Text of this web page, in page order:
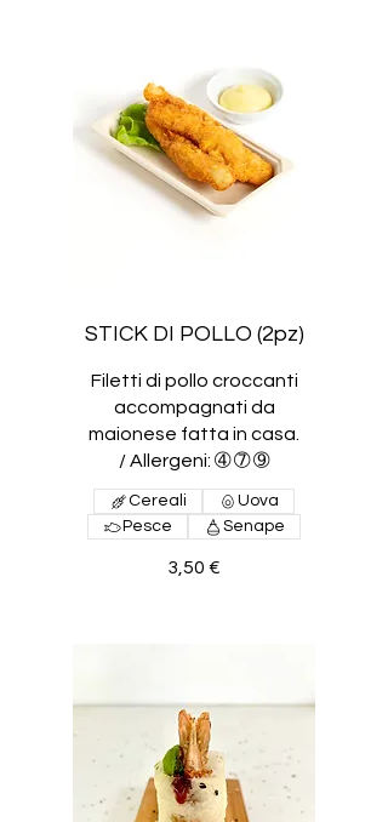
STICK DI POLLO (2pz)
Filetti di pollo croccanti
accompagnati da
maionese fatta in casa.
/ Allergeni: ➃ ➆ ➈
3,50 €
Cereali
Uova
Pesce
Senape